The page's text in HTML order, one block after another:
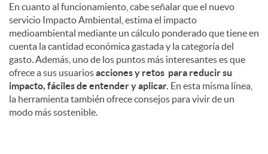
En cuanto al funcionamiento, cabe señalar que el nuevo
servicio Impacto Ambiental, estima el impacto
medioambiental mediante un cálculo ponderado que tiene en
cuenta la cantidad económica gastada y la categoría del
gasto. Además, uno de los puntos más interesantes es que
ofrece a sus usuariosacciones y retos para reducir su
impacto, fáciles de entender y aplicar. En esta misma línea,
la herramienta también ofrece consejos para vivir de un
modo más sostenible.